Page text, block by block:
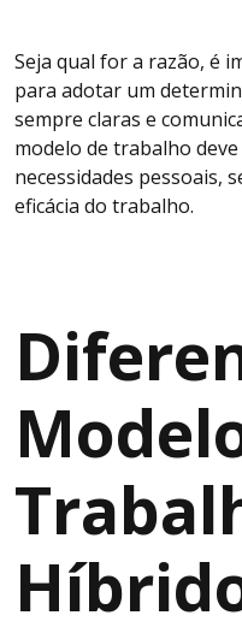
Seja qual for a razão, é
para adotar um
sempre claras e
modelo de trabalho
necessidades pessoais,
eficácia do trabalho.